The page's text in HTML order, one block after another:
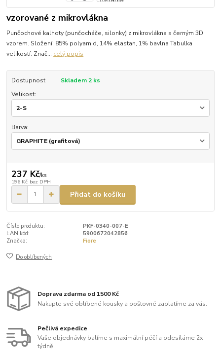
vzorované z mikrovlákna
Punčochové kalhoty (punčocháče, silonky) z mikrovlákna s černým 3D
vzorem. Složení: 85% polyamid, 14% elastan, 1% bavlna Tabulka
velikostí: Znač... celý popis
Dostupnost
Skladem 2 ks
Velikost:
Barva:
237 Kč/ks
196 Kč bez DPH
Přidat do košíku
Číslo produktu:
PKF-0340-007-E
EAN kód:
5900672042856
Značka:
Fiore
Do oblíbených
Doprava zdarma od 1500 Kč
Nakupte své oblíbené kousky a poštovné zaplatíme za vás.
Pečlivá expedice
Vaše objednávky balíme s maximální péčí a odesíláme 2x
týdně.